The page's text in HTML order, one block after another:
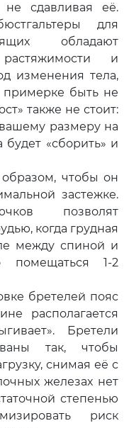
не сдавливая её.
для
обладают
и
изменения тела,
быть не
также не стоит:
размеру на
«сборить» и
чтобы он
застежке.
позволят
когда грудная
между спиной и
помещаться 1-2
бретелей пояс
располагается
Бретели
так, чтобы
снимая её с
железах нет
степенью
риск